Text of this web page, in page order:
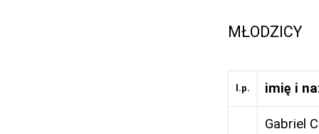
MŁODZICY
l.p. imię i
Gabriel